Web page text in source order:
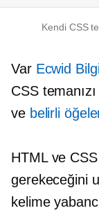
Kendi CSS
Var Ecwid
CSS
ve belirli
HTML ve
gerekeceğini
kelime